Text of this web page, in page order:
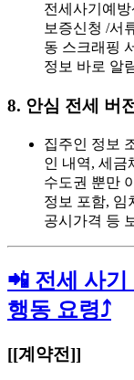
전세사기예
보증신청 /서
동 스크래핑
정보 바로 알
8. 안심 전세 버
집주인 정보
인 내역, 세금
수도권 뿐만
정보 포함, 임
공시가격 등
📲 전세 사기
행동 요령⤴️
[[계약전]]